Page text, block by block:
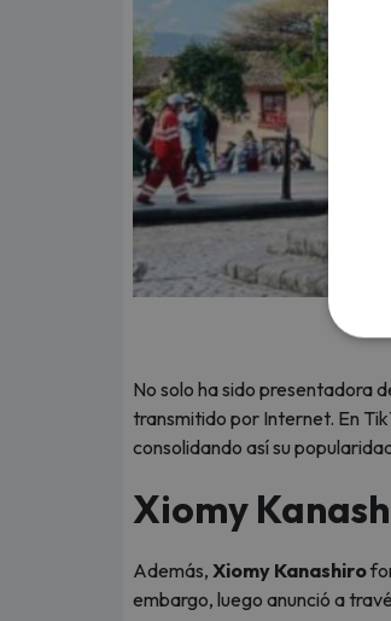
No solo ha sido presentadora
transmitido por Internet. En
consolidando así su
Xiomy
Además, Xiomy Kanashiro
embargo, luego anunció a